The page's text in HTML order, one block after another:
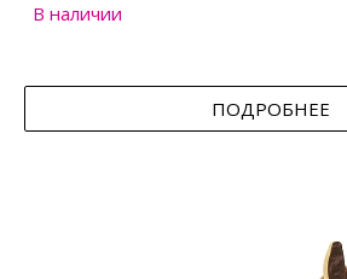
В наличии
ПОДРОБНЕЕ